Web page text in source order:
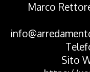
Marco
Sito